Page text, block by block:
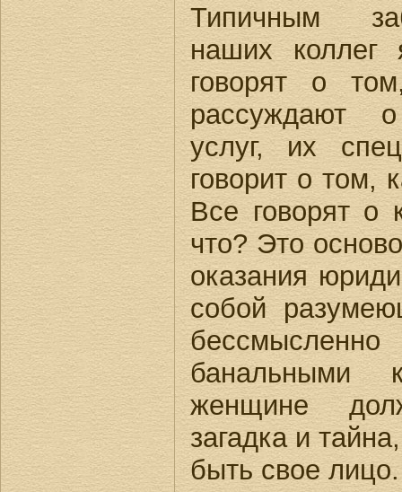
Типичным
наших коллег
говорят о
рассуждают
услуг, их
говорит о том,
Все говорят о
что? Это
оказания
собой
банальными
женщине
загадка и
быть свое лицо.